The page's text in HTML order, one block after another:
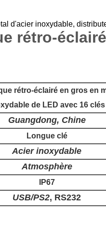
d'acier inoxydable,
rétro-éclairé
rétro-éclairé en gros en
de LED avec 16 clés
Guangdong, Chine
Longue clé
Acier inoxydable
Atmosphère
IP67
USB/PS2, RS232